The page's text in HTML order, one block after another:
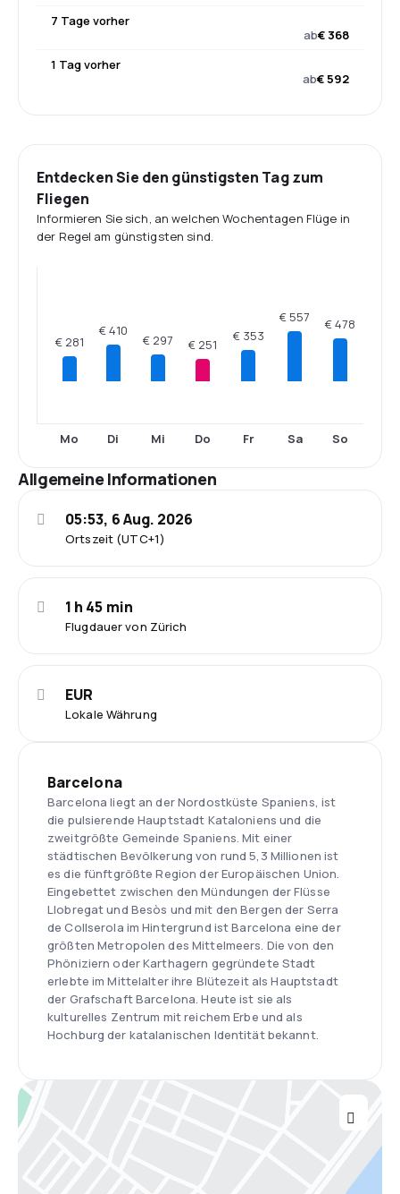
7 Tage vorher
ab€ 368
1 Tag vorher
ab€ 592
Entdecken Sie den günstigsten Tag zum
Fliegen
Informieren Sie sich, an welchen Wochentagen Flüge in
der Regel am günstigsten sind.
€ 281
Mo
€ 410
Di
€ 297
Mi
€ 251
Do
€ 353
Fr
€ 557
Sa
€ 478
So
Allgemeine Informationen
Ortszeit (UTC+1)
05:53, 6 Aug. 2026
Flugdauer von Zürich
1 h 45 min
Lokale Währung
EUR
Barcelona
Barcelona liegt an der Nordostküste Spaniens, ist
die pulsierende Hauptstadt Kataloniens und die
zweitgrößte Gemeinde Spaniens. Mit einer
städtischen Bevölkerung von rund 5,3 Millionen ist
es die fünftgrößte Region der Europäischen Union.
Eingebettet zwischen den Mündungen der Flüsse
Llobregat und Besòs und mit den Bergen der Serra
de Collserola im Hintergrund ist Barcelona eine der
größten Metropolen des Mittelmeers. Die von den
Phöniziern oder Karthagern gegründete Stadt
erlebte im Mittelalter ihre Blütezeit als Hauptstadt
der Grafschaft Barcelona. Heute ist sie als
kulturelles Zentrum mit reichem Erbe und als
Hochburg der katalanischen Identität bekannt.